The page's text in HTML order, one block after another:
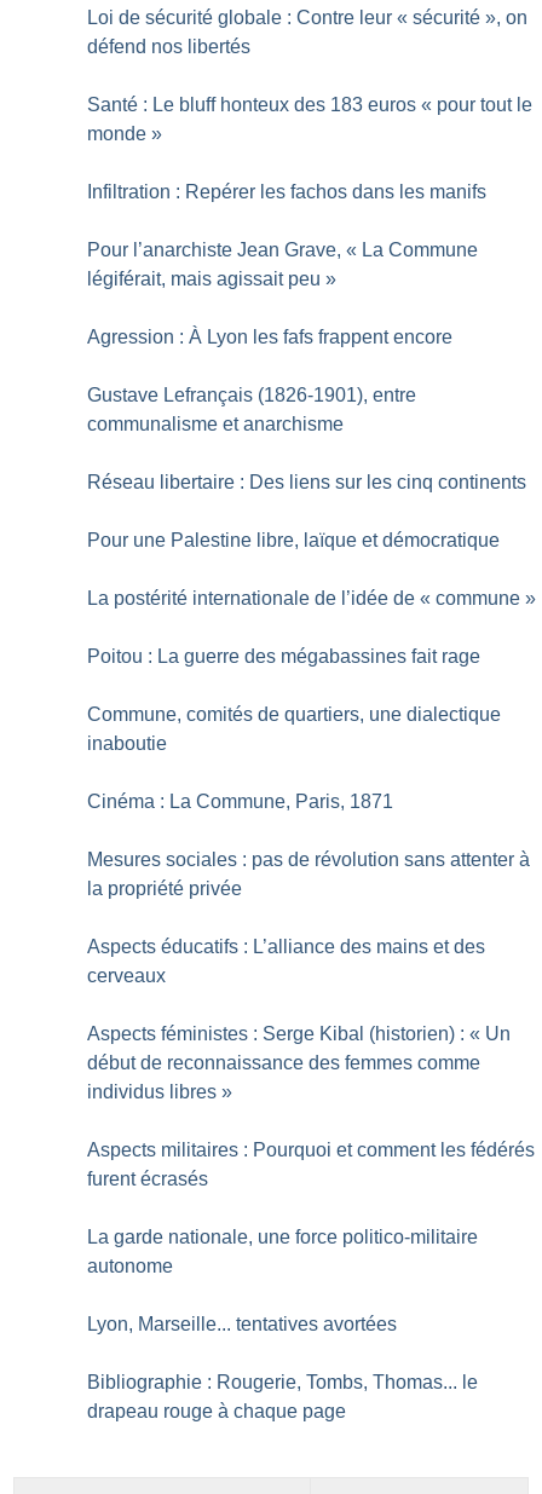
Loi de sécurité globale : Contre leur « sécurité », on
défend nos libertés
Santé : Le bluff honteux des 183 euros « pour tout le
monde »
Infiltration : Repérer les fachos dans les manifs
Pour l’anarchiste Jean Grave, « La Commune
légiférait, mais agissait peu »
Agression : À Lyon les fafs frappent encore
Gustave Lefrançais (1826-1901), entre
communalisme et anarchisme
Réseau libertaire : Des liens sur les cinq continents
Pour une Palestine libre, laïque et démocratique
La postérité internationale de l’idée de « commune »
Poitou : La guerre des mégabassines fait rage
Commune, comités de quartiers, une dialectique
inaboutie
Cinéma : La Commune, Paris, 1871
Mesures sociales : pas de révolution sans attenter à
la propriété privée
Aspects éducatifs : L’alliance des mains et des
cerveaux
Aspects féministes : Serge Kibal (historien) : « Un
début de reconnaissance des femmes comme
individus libres »
Aspects militaires : Pourquoi et comment les fédérés
furent écrasés
La garde nationale, une force politico-militaire
autonome
Lyon, Marseille... tentatives avortées
Bibliographie : Rougerie, Tombs, Thomas... le
drapeau rouge à chaque page